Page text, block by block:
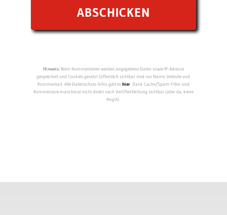
Hinweis:Beim Kommentieren werden angegebene Daten sowie IP-Adresse
gespeichert und Cookies gesetzt (öffentlich sichtbar sind nur Name, Website und
Kommentar). Alle Datenschutz-Infos gibt eshier. Dank Cache/Spam-Filter sind
Kommentare manchmal nicht direkt nach Veröffentlichung sichtbar (aber da, keine
Angst).